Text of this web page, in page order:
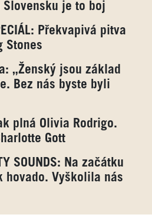
Slovensku je to boj
Překvapivá pitva
Stones
„Ženský jsou základ
Bez nás byste byli
plná Olivia Rodrigo.
Gott
SOUNDS: Na začátku
hovado. Vyškolila nás